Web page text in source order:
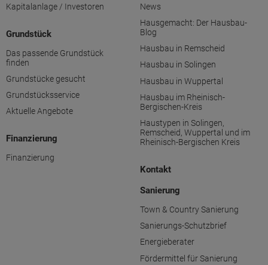
Kapitalanlage / Investoren
Grundstück
Das passende Grundstück
finden
Grundstücke gesucht
Grundstücksservice
Aktuelle Angebote
Finanzierung
Finanzierung
News
Hausgemacht: Der Hausbau-
Blog
Hausbau in Remscheid
Hausbau in Solingen
Hausbau in Wuppertal
Hausbau im Rheinisch-
Bergischen-Kreis
Haustypen in Solingen,
Remscheid, Wuppertal und im
Rheinisch-Bergischen Kreis
Kontakt
Sanierung
Town & Country Sanierung
Sanierungs-Schutzbrief
Energieberater
Fördermittel für Sanierung